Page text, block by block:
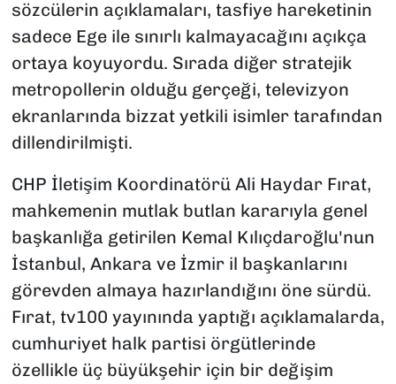
sözcülerin açıklamaları, tasfiye hareketinin
sadece Ege ile sınırlı kalmayacağını açıkça
ortaya koyuyordu. Sırada diğer stratejik
metropollerin olduğu gerçeği, televizyon
ekranlarında bizzat yetkili isimler tarafından
dillendirilmişti.
CHP İletişim Koordinatörü Ali Haydar Fırat,
mahkemenin mutlak butlan kararıyla genel
başkanlığa getirilen Kemal Kılıçdaroğlu'nun
İstanbul, Ankara ve İzmir il başkanlarını
görevden almaya hazırlandığını öne sürdü.
Fırat, tv100 yayınında yaptığı açıklamalarda,
cumhuriyet halk partisi örgütlerinde
özellikle üç büyükşehir için bir değişim